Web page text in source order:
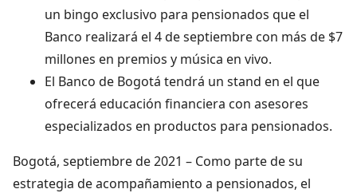
un bingo exclusivo para pensionados que el
Banco realizará el 4 de septiembre con más de $7
millones en premios y música en vivo.
El Banco de Bogotá tendrá un stand en el que
ofrecerá educación financiera con asesores
especializados en productos para pensionados.
Bogotá, septiembre de 2021 – Como parte de su
estrategia de acompañamiento a pensionados, el